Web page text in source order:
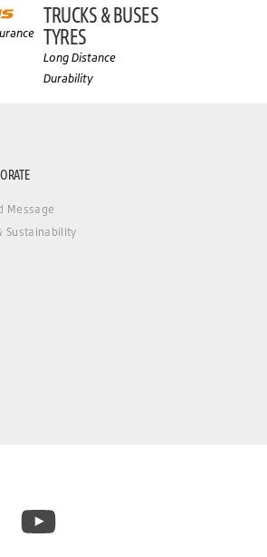
TRUCKS & BUSES
TYRES
Long Distance
Durability
Message
Sustainability